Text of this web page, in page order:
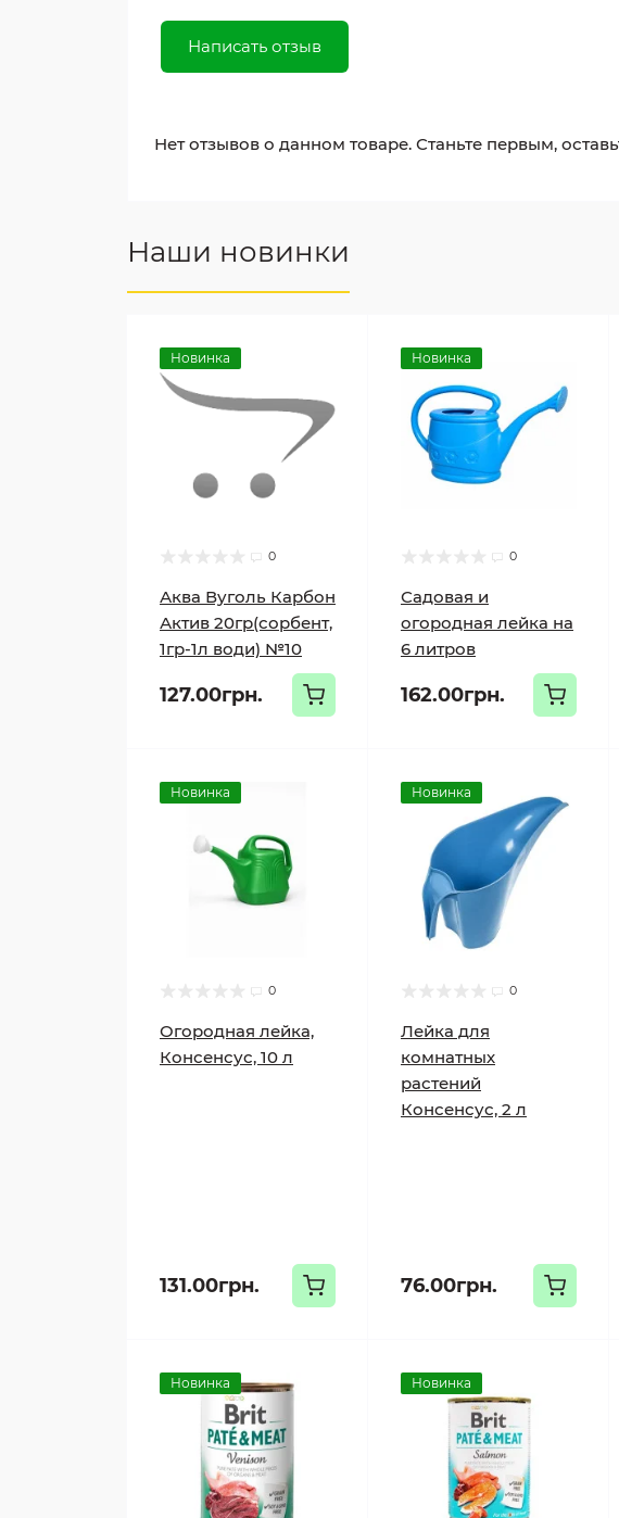
Написать отзыв
Нет отзывов о данном товаре. Станьте первым,
Наши новинки
Новинка
0
Аква Вуголь Карбон
Актив 20гр(сорбент,
1гр-1л води) №10
127.00грн.
Новинка
0
Садовая и
огородная лейка на
6 литров
162.00грн.
Новинка
0
Огородная лейка,
Консенсус, 10 л
131.00грн.
Новинка
0
Лейка для
комнатных
растений
Консенсус, 2 л
76.00грн.
Новинка Новинка